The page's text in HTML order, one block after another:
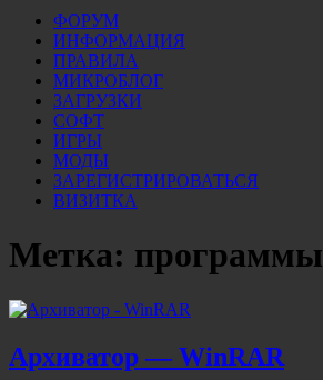
ФОРУМ
ИНФОРМАЦИЯ
ПРАВИЛА
МИКРОБЛОГ
ЗАГРУЗКИ
СОФТ
ИГРЫ
МОДЫ
ЗАРЕГИСТРИРОВАТЬСЯ
ВИЗИТКА
Метка: программы
Архиватор — WinRAR